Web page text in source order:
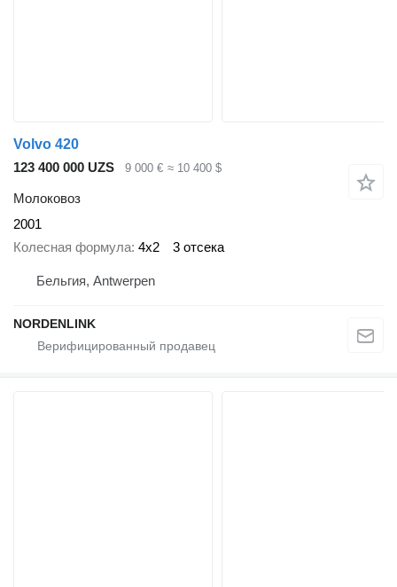
Volvo 420
123 400 000 UZS
9 000 € ≈ 10 400 $
Молоковоз
2001
Колесная формула 4x2 3 отсека
Бельгия, Antwerpen
NORDENLINK